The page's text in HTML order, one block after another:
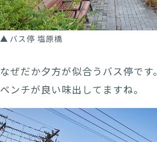
バス停 塩原橋
なぜだか夕方が似合うバス停です。
ベンチが良い味出してますね。